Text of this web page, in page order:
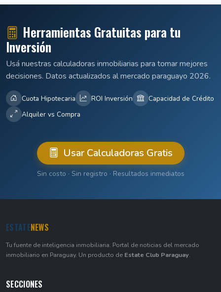
Herramientas Gratuitas para tu
Inversión
Usá nuestras calculadoras inmobiliarias para tomar mejores
decisiones. Datos actualizados al mercado paraguayo 2026.
Cuota Hipotecaria ROI Inversión
Capacidad de Crédito
Alquiler vs Compra
Usar Calculadoras Gratis
Sin costo · Sin registro · Resultados inmediatos
ESTATENEWS
Tu fuente de inteligencia inmobiliaria. Portal de noticias del mercado
inmobiliario en Paraguay. Un producto de Estate Club Paraguay.
SECCIONES